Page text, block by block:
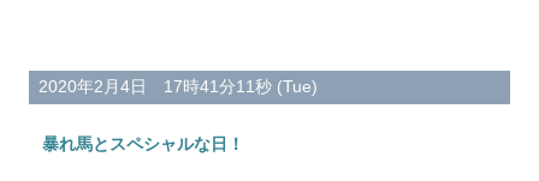
2020年2月4日 17時41分11秒 (Tue)
暴れ馬とスペシャルな日！